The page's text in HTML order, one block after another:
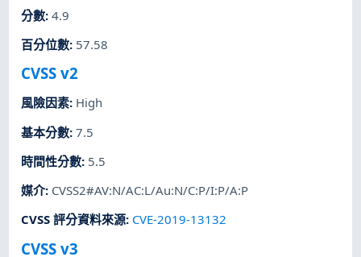
分數:4.9
百分位數: 57.58
CVSS v2
風險因素: High
基本分數:7.5
時間性分數: 5.5
媒介: CVSS2#AV:N/AC:L/Au:N/C:P/I:P/A:P
CVSS 評分資料來源: CVE-2019-13132
CVSS v3